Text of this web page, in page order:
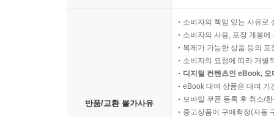
반품/교환 불가사유
소비자의 책임 있는 사유로
소비자의 사용, 포장 개봉
복제가 가능한 상품 등의
소비자의 요청에 따라 개별
디지털 컨텐츠인 eBook,
eBook 대여 상품은 대여 기
모바일 쿠폰 등록 후 취소/
중고상품이 구매확정(자동